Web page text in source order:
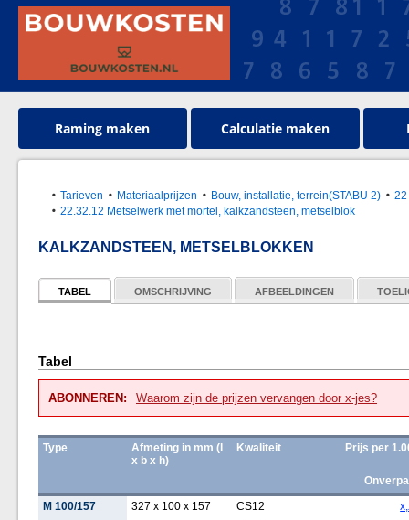
Raming maken Calculatie maken
Tarieven Materiaalprijzen Bouw, installatie, terrein(STABU 2)
22
22.32.12 Metselwerk met mortel, kalkzandsteen, metselblok
KALKZANDSTEEN, METSELBLOKKEN
TABEL OMSCHRIJVING AFBEELDINGEN
Tabel
ABONNEREN: Waarom zijn de prijzen vervangen door x-jes?
Type
Afmeting in mm (l
x b x h)
Kwaliteit Prijs per
M 100/157
327 x 100 x 157 CS12